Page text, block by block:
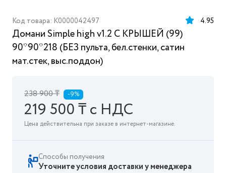
Код товара: K0000042497 4.95
Домани Simple high v1.2 С КРЫШЕЙ (99)
90*90*218 (БЕЗ пульта, бел.стенки, сатин
мат.стек, выс.поддон)
238 900 ₸ -9%
219 500 ₸ с НДС
Цена действительна при заказе в интернет-магазине.
Способы получения
Уточните условия доставки у менеджера